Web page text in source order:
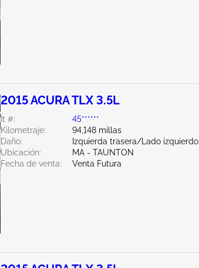
2015 ACURA TLX 3.5L
Ít #:
45******
Kilometraje:
94,148 millas
Daño:
Izquierda trasera/Lado izquierdo
Ubicación:
MA - TAUNTON
Fecha de venta:
Venta Futura